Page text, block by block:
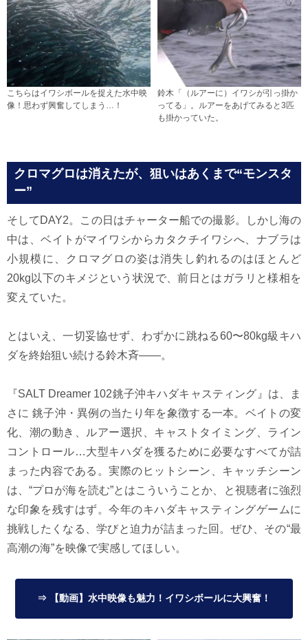
こちらはイワシボールを捉えた水中映
像！思わず興奮してしまう…！
鈴木「（ルアーに）イワシが引っ掛か
ってる」。ルアーをあげてみると3匹
も掛かっていた。
クロマグロは消えたが、狙いはあくまで“モンスタ
ー”
そしてDAY2。この日はチャーター船での撮影。しかし海の
中は、ベイトがマイワシからカタクチイワシへ、ナブラは
小規模に、クロマグロの姿は消失し釣れるのはほとんど
20kg以下のキメジという状況で、前日とはガラリと様相を
変えていた。
とはいえ、一切妥協せず、わずかに跳ねる60〜80kg級キハ
ダを終始狙い続ける鈴木斉――。
『SALT Dreamer 102銚子沖キハダキャスティング』は、ま
さに 銚子沖・異例の当たり年を象徴する一本。ベイトの変
化、潮の動き、ルアー選択、キャストタイミング、ライン
コントロール…大型キハダを獲るために必要なすべてが詰
まった内容である。実際のヒットシーン、キャッチシーン
は、“プロが海を読む”とはこういうことか、と視聴者に強烈
な印象を残すはず。今年のキハダキャスティングゲームに
挑戦したくなる、学びと迫力が詰まった回。ぜひ、その“最
高潮の海”を映像で実感してほしい。
⇒ 【動画】水中映像も魅力！イワシボールに大興奮！